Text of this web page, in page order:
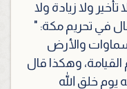
ولا زيادة ولا
في تحريم مكة: "
والأرض
، وهكذا قال
يوم خلق الله